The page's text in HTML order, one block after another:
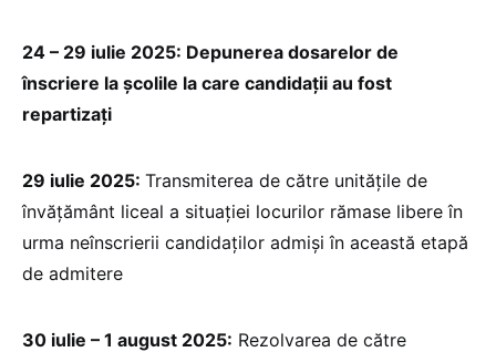
24 – 29 iulie 2025: Depunerea dosarelor de
înscriere la școlile la care candidații au fost
repartizați
29 iulie 2025: Transmiterea de către unitățile de
învățământ liceal a situației locurilor rămase libere în
urma neînscrierii candidaților admiși în această etapă
de admitere
30 iulie – 1 august 2025: Rezolvarea de către